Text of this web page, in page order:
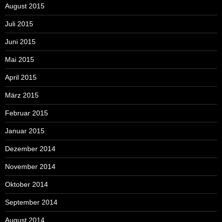
August 2015
Juli 2015
Juni 2015
Mai 2015
April 2015
März 2015
Februar 2015
Januar 2015
Dezember 2014
November 2014
Oktober 2014
September 2014
August 2014